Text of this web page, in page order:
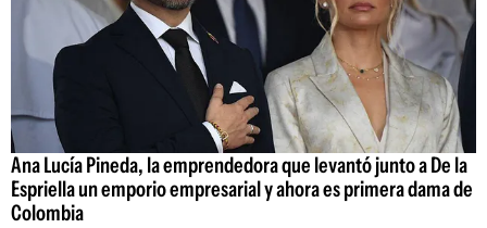
Ana Lucía Pineda, la emprendedora que levantó junto a De la
Espriella un emporio empresarial y ahora es primera dama de
Colombia